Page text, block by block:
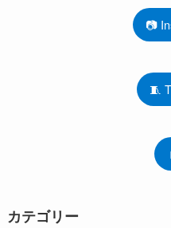
📷
🧵
カテゴリー